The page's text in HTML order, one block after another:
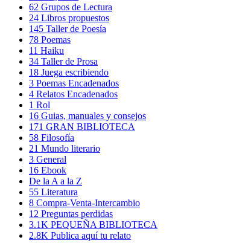
62 Grupos de Lectura
24 Libros propuestos
145 Taller de Poesía
78 Poemas
11 Haiku
34 Taller de Prosa
18 Juega escribiendo
3 Poemas Encadenados
4 Relatos Encadenados
1 Rol
16 Guias, manuales y consejos
171 GRAN BIBLIOTECA
58 Filosofía
21 Mundo literario
3 General
16 Ebook
De la A a la Z
55 Literatura
8 Compra-Venta-Intercambio
12 Preguntas perdidas
3.1K PEQUEÑA BIBLIOTECA
2.8K Publica aquí tu relato